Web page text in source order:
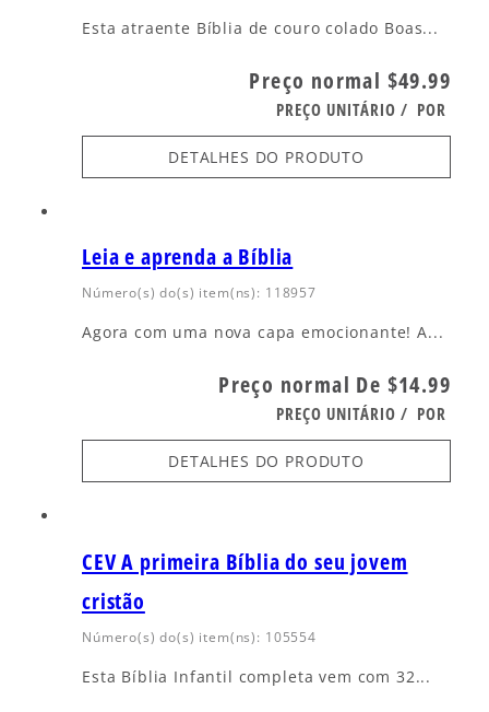
Esta atraente Bíblia de couro colado Boas...
Preço normal $49.99
PREÇO UNITÁRIO / POR
DETALHES DO PRODUTO
Leia e aprenda a Bíblia
Número(s) do(s) item(ns): 118957
Agora com uma nova capa emocionante! A...
Preço normal De $14.99
PREÇO UNITÁRIO / POR
DETALHES DO PRODUTO
CEV A primeira Bíblia do seu jovem
cristão
Número(s) do(s) item(ns): 105554
Esta Bíblia Infantil completa vem com 32...